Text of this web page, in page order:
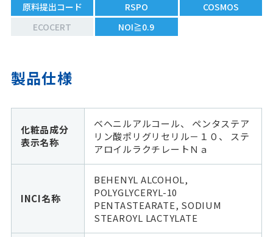
原料提出コード
RSPO
COSMOS
ECOCERT
NOI≧0.9
製品仕様
化粧品成分
表示名称
ベヘニルアルコール、 ペンタステア
リン酸ポリグリセリル－１０、 ステ
アロイルラクチレートＮａ
INCI名称
BEHENYL ALCOHOL,
POLYGLYCERYL-10
PENTASTEARATE, SODIUM
STEAROYL LACTYLATE